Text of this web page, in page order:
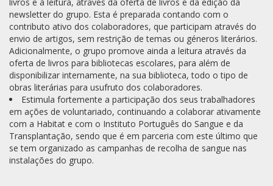
newsletter do grupo. Esta é preparada contando com o
contributo ativo dos colaboradores, que participam através do
envio de artigos, sem restrição de temas ou géneros literários.
Adicionalmente, o grupo promove ainda a leitura através da
oferta de livros para bibliotecas escolares, para além de
disponibilizar internamente, na sua biblioteca, todo o tipo de
obras literárias para usufruto dos colaboradores.
Estimula fortemente a participação dos seus trabalhadores
em ações de voluntariado, continuando a colaborar ativamente
com a Habitat e com o Instituto Português do Sangue e da
Transplantação, sendo que é em parceria com este último que
se tem organizado as campanhas de recolha de sangue nas
instalações do grupo.